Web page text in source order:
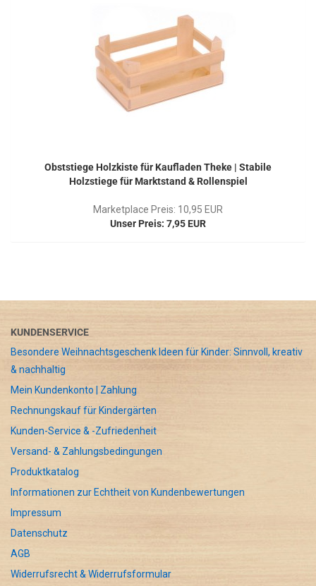
Obststiege Holzkiste für Kaufladen Theke | Stabile
Holzstiege für Marktstand & Rollenspiel
Marketplace Preis: 10,95 EUR
Unser Preis: 7,95 EUR
KUNDENSERVICE
Besondere Weihnachtsgeschenk Ideen für Kinder: Sinnvoll, kreativ
& nachhaltig
Mein Kundenkonto | Zahlung
Rechnungskauf für Kindergärten
Kunden-Service & -Zufriedenheit
Versand- & Zahlungsbedingungen
Produktkatalog
Informationen zur Echtheit von Kundenbewertungen
Impressum
Datenschutz
AGB
Widerrufsrecht & Widerrufsformular